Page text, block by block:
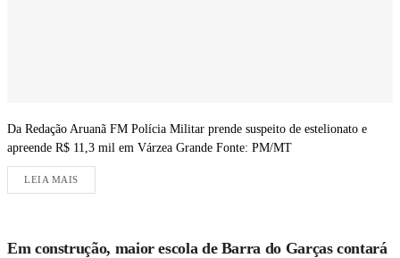
Da Redação Aruanã FM Polícia Militar prende suspeito de estelionato e
apreende R$ 11,3 mil em Várzea Grande Fonte: PM/MT
LEIA MAIS
Em construção, maior escola de Barra do Garças contará